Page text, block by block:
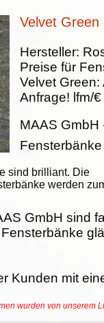
Velvet
sind brilliant. Die
werden
Hersteller:
Preise für
Velvet Green:
Anfrage! lfm/€
MAAS GmbH
Fensterbänke
GmbH sind
Kunden mit
wurden von unserem